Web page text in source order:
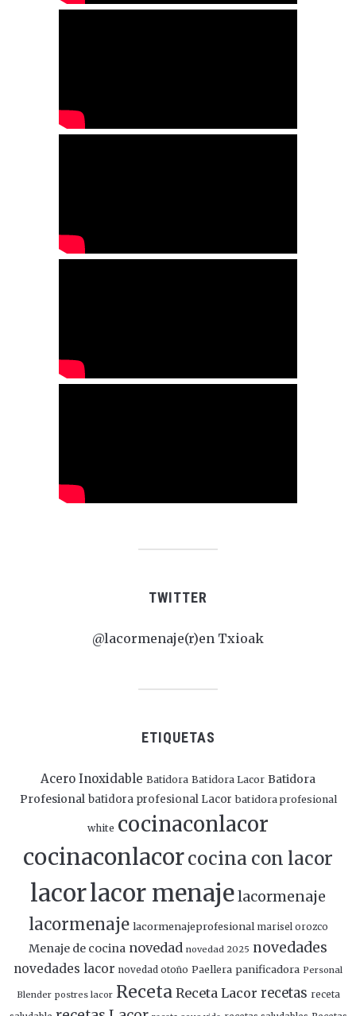
TWITTER
@lacormenaje(r)en Txioak
ETIQUETAS
Acero Inoxidable Batidora Batidora Lacor Batidora
Profesional batidora profesional Lacor batidora profesional
white cocinaconlacor
cocinaconlacorcocina con lacor
lacorlacor menajelacormenaje
lacormenaje lacormenajeprofesional marisel orozco
Menaje de cocina novedad novedad 2025 novedades
novedades lacor novedad otoño Paellera panificadora Personal
Blender postres lacor Receta Receta Lacor recetas receta